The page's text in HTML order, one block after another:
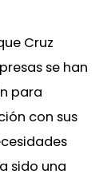
Cruz
se han
para
con sus
sido una